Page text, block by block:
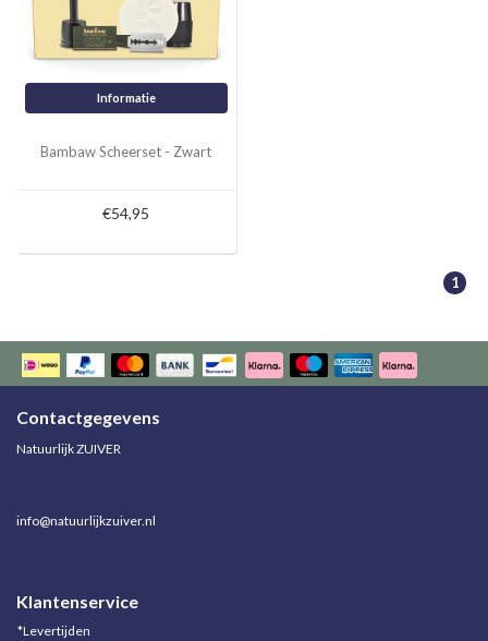
Informatie
Bambaw Scheerset - Zwart
€54,95
1
Contactgegevens
Natuurlijk ZUIVER
info@natuurlijkzuiver.nl
Klantenservice
*Levertijden